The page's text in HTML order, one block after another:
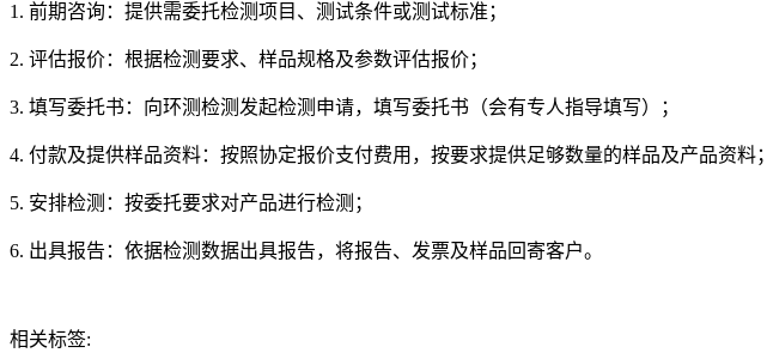
1. 前期咨询：提供需委托检测项目、测试条件或测试标准；
2. 评估报价：根据检测要求、样品规格及参数评估报价；
3. 填写委托书：向环测检测发起检测申请，填写委托书（会有专人指导填写）；
4. 付款及提供样品资料：按照协定报价支付费用，按要求提供足够数量的样品及产品资料；
5. 安排检测：按委托要求对产品进行检测；
6. 出具报告：依据检测数据出具报告，将报告、发票及样品回寄客户。
相关标签: